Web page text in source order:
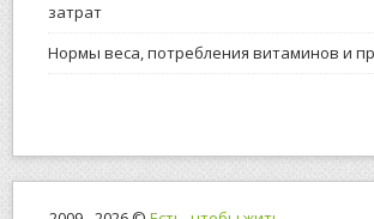
затрат
Нормы веса, потребления витаминов и